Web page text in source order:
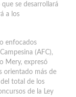
se desarrollará
a los
enfocados
(AFC),
Mery, expresó
orientado más de
total de los
de la Ley